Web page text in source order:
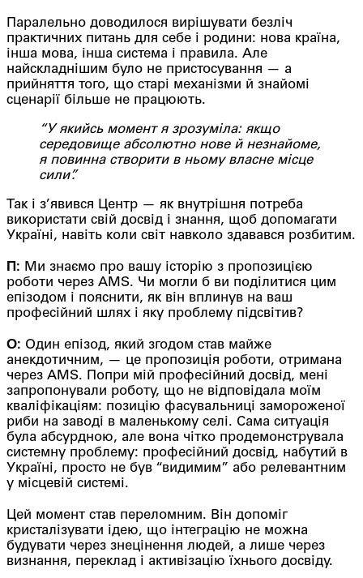
Паралельно доводилося вирішувати безліч
практичних питань для себе і родини: нова країна,
інша мова, інша система і правила. Але
найскладнішим було не пристосування — а
прийняття того, що старі механізми й знайомі
сценарії більше не працюють.
“У якийсь момент я зрозуміла: якщо
середовище абсолютно нове й незнайоме,
я повинна створити в ньому власне місце
сили”.
Так і з’явився Центр — як внутрішня потреба
використати свій досвід і знання, щоб допомагати
Україні, навіть коли світ навколо здавався розбитим.
П: Ми знаємо про вашу історію з пропозицією
роботи через AMS. Чи могли б ви поділитися цим
епізодом і пояснити, як він вплинув на ваш
професійний шлях і яку проблему підсвітив?
О: Один епізод, який згодом став майже
анекдотичним, — це пропозиція роботи, отримана
через AMS. Попри мій професійний досвід, мені
запропонували роботу, що не відповідала моїм
кваліфікаціям: позицію фасувальниці замороженої
риби на заводі в маленькому селі. Сама ситуація
була абсурдною, але вона чітко продемонструвала
системну проблему: професійний досвід, набутий в
Україні, просто не був “видимим” або релевантним
у місцевій системі.
Цей момент став переломним. Він допоміг
кристалізувати ідею, що інтеграцію не можна
будувати через знецінення людей, а лише через
визнання, переклад і активізацію їхнього досвіду.